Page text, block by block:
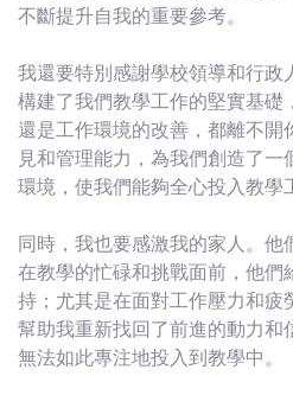
不斷提升自我的重要參考。
我還要特別感謝學校領導和行政
構建了我們教學工作的堅實基礎
還是工作環境的改善，都離不開
見和管理能力，為我們創造了
環境，使我們能夠全心投入教學
同時，我也要感激我的家人。他
在教學的忙碌和挑戰面前，他們
持；尤其是在面對工作壓力和疲
幫助我重新找回了前進的動力和
無法如此專注地投入到教學中。